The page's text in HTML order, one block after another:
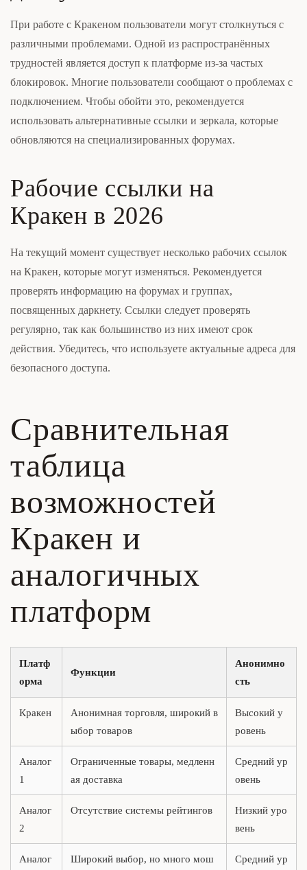
При работе с Кракеном пользователи могут столкнуться с
различными проблемами. Одной из распространённых
трудностей является доступ к платформе из-за частых
блокировок. Многие пользователи сообщают о проблемах с
подключением. Чтобы обойти это, рекомендуется
использовать альтернативные ссылки и зеркала, которые
обновляются на специализированных форумах.
Рабочие ссылки на
Кракен в 2026
На текущий момент существует несколько рабочих ссылок
на Кракен, которые могут изменяться. Рекомендуется
проверять информацию на форумах и группах,
посвященных даркнету. Ссылки следует проверять
регулярно, так как большинство из них имеют срок
действия. Убедитесь, что используете актуальные адреса для
безопасного доступа.
Сравнительная
таблица
возможностей
Кракен и
аналогичных
платформ
Платф
орма
Функции
Анонимно
сть
Кракен
Анонимная торговля, широкий в
ыбор товаров
Высокий у
ровень
Аналог
1
Ограниченные товары, медленн
ая доставка
Средний ур
овень
Аналог
2
Отсутствие системы рейтингов
Низкий уро
вень
Аналог
Широкий выбор, но много мош
Средний ур